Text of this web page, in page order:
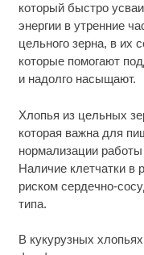
который быстро
энергии в утренние
цельного зерна, в их
которые помогают
и надолго насыщают.
Хлопья из цельных
которая важна для
нормализации
Наличие клетчатки в
риском сердечно-
типа.
В кукурузных